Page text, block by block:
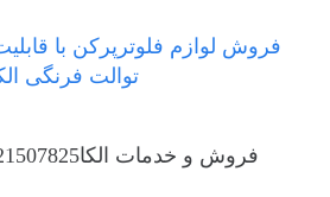
فروش لوازم فلوترپرکن با
توالت فرنگی
فروش و خدمات الکا09121507825_تعمیر الکا